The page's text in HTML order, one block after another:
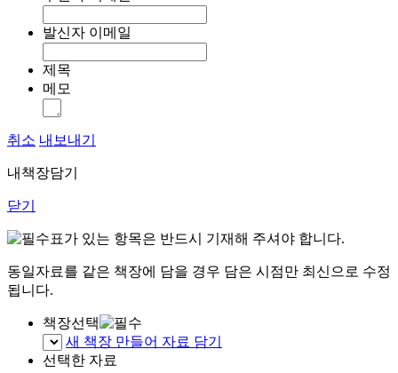
발신자 이메일
제목
메모
취소 내보내기
내책장담기
닫기
표가 있는 항목은 반드시 기재해 주셔야 합니다.
동일자료를 같은 책장에 담을 경우 담은 시점만 최신으로 수정
됩니다.
책장선택
새 책장 만들어 자료 담기
선택한 자료